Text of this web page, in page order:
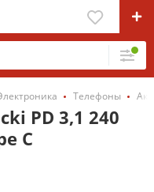
Телефоны
PD 3,1 240
C